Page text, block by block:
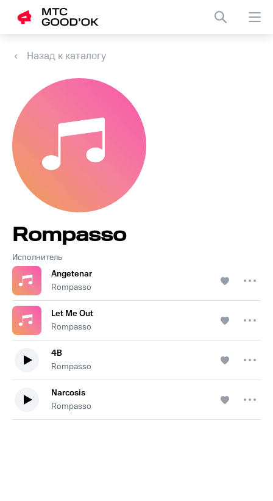
Назад к каталогу
Исполнитель
Rompasso
Angetenar
Rompasso
Let Me Out
Rompasso
4B
Rompasso
Narcosis
Rompasso